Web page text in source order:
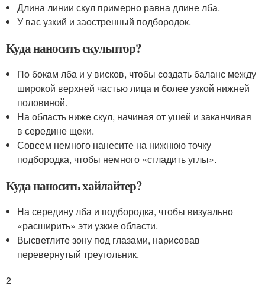
Длина линии скул примерно равна длине лба.
У вас узкий и заостренный подбородок.
Куда наносить скульптор?
По бокам лба и у висков, чтобы создать баланс между
широкой верхней частью лица и более узкой нижней
половиной.
На область ниже скул, начиная от ушей и заканчивая
в середине щеки.
Совсем немного нанесите на нижнюю точку
подбородка, чтобы немного «сгладить углы».
Куда наносить хайлайтер?
На середину лба и подбородка, чтобы визуально
«расширить» эти узкие области.
Высветлите зону под глазами, нарисовав
перевернутый треугольник.
2